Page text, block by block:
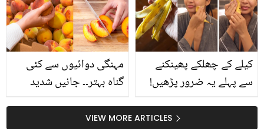
حقیقت کیا ہے اور افواہ
کیا؟
مہنگی دوائیوں سے کئی
گناہ بہتر۔۔ جانیں شدید
کیوں کھانا چاہیے؟
کیلے کے چھلکے پھینکنے
سے پہلے یہ ضرور پڑھیں!
سستا اور قدرتی حلVIEW MORE ARTICLES